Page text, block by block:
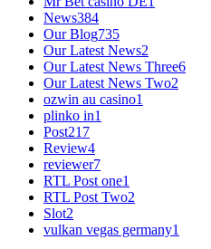
News384
Our Blog735
Our Latest News2
Our Latest News Three6
Our Latest News Two2
ozwin au casino1
plinko in1
Post217
Review4
reviewer7
RTL Post one1
RTL Post Two2
Slot2
vulkan vegas germany1